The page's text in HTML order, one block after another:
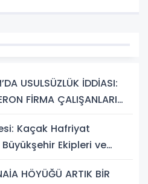
USULSÜZLÜK İDDİASI:
FİRMA ÇALIŞANLARI
Kaçak Hafriyat
Ekipleri ve
HÖYÜĞÜ ARTIK BİR